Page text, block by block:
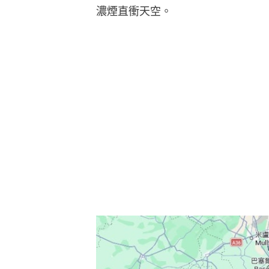
濃煙直衝天空。